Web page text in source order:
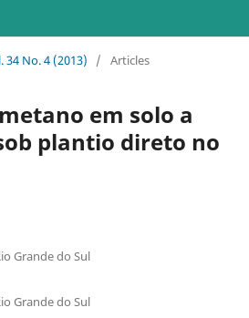
34 No. 4 (2013) / Articles
em solo a
plantio direto no
Grande do Sul
Grande do Sul